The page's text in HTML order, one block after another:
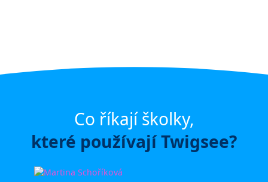
Co říkají školky,
které používají Twigsee?